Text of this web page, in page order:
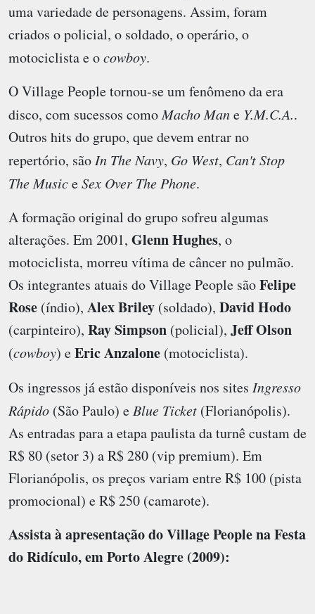
uma variedade de personagens. Assim, foram
criados o policial, o soldado, o operário, o
motociclista e ocowboy.
O Village People tornou-se um fenômeno da era
disco, com sucessos comoMacho Mane Y.M.C.A..
Outros hits do grupo, que devem entrar no
repertório, sãoIn The Navy, Go West, Can't Stop
The MusiceSex Over The Phone.
A formação original do grupo sofreu algumas
alterações. Em 2001, Glenn Hughes, o
motociclista, morreu vítima de câncer no pulmão.
Os integrantes atuais do Village People sãoFelipe
Rose (índio), Alex Briley (soldado), David Hodo
(carpinteiro), Ray Simpson (policial), Jeff Olson
(cowboy) eEric Anzalone (motociclista).
Os ingressos já estão disponíveis nos sites Ingresso
Rápido (São Paulo) eBlue Ticket (Florianópolis).
As entradas para a etapa paulista da turnê custam de
R$ 80 (setor 3) a R$ 280 (vip premium). Em
Florianópolis, os preços variam entre R$ 100 (pista
promocional) e R$ 250 (camarote).
Assista à apresentação do Village People na Festa
do Ridículo, em Porto Alegre (2009):